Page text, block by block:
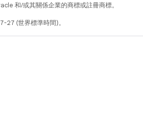
和/或其關係企業的商標或註冊商標。
27 (世界標準時間)。